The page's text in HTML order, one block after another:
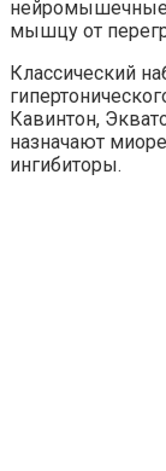
мышцу от
Классический
Кавинтон,
назначают
ингибиторы.